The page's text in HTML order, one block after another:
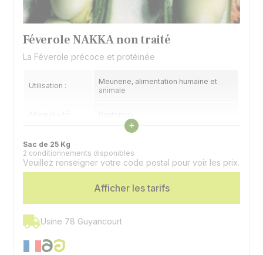
Féverole NAKKA non traité
La Féverole précoce et protéinée
Utilisation :
Meunerie, alimentation humaine et
animale
floraison
Spécificité Protéine très élevée
Voir les caractéristiques
+
Sac de 25 Kg
2 conditionnements disponibles
Veuillez renseigner votre code postal pour voir les prix.
Afficher les tarifs
Usine 78 Guyancourt